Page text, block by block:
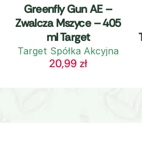
Greenfly Gun AE –
Zwalcza Mszyce – 405
ml Target
Target Spółka Akcyjna
20,99 zł